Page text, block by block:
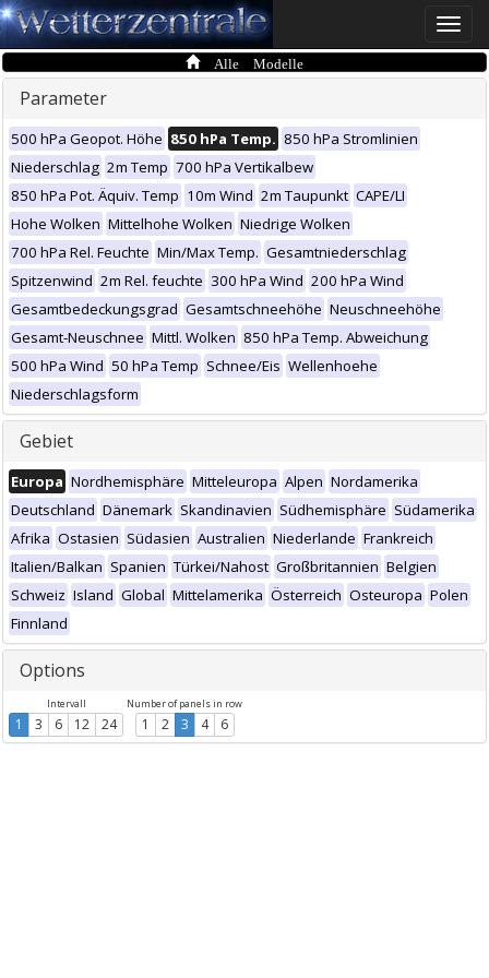
Toggle
Alle Modelle
Parameter
500 hPa Geopot. Höhe 850 hPa Temp. 850 hPa Stromlinien
Niederschlag 2m Temp 700 hPa Vertikalbew
850 hPa Pot. Äquiv. Temp 10m Wind 2m Taupunkt CAPE/LI
Hohe Wolken Mittelhohe Wolken Niedrige Wolken
700 hPa Rel. Feuchte Min/Max Temp. Gesamtniederschlag
Spitzenwind 2m Rel. feuchte 300 hPa Wind 200 hPa Wind
Gesamtbedeckungsgrad Gesamtschneehöhe Neuschneehöhe
Gesamt-Neuschnee Mittl. Wolken 850 hPa Temp. Abweichung
500 hPa Wind 50 hPa Temp Schnee/Eis Wellenhoehe
Niederschlagsform
Gebiet
Europa Nordhemisphäre Mitteleuropa Alpen Nordamerika
Deutschland Dänemark Skandinavien Südhemisphäre Südamerika
Afrika Ostasien Südasien Australien Niederlande Frankreich
Italien/Balkan Spanien Türkei/Nahost Großbritannien Belgien
Schweiz Island Global Mittelamerika Österreich Osteuropa Polen
Finnland
Options
Intervall
1 3 6 12 24
Number of panels in row
1 2 3 4 6